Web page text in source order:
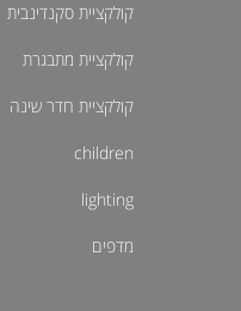
קולקציית סקנדינבית
קולקציית מתבגרת
קולקציית חדר שינה
children
lighting
מדפים